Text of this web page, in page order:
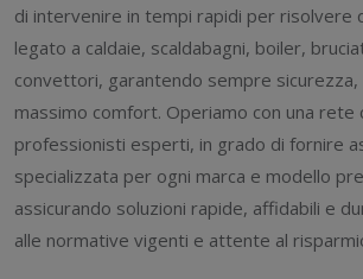
di intervenire in tempi rapidi per risolvere
legato a caldaie, scaldabagni, boiler,
convettori, garantendo sempre sicurezza,
massimo comfort. Operiamo con una rete
professionisti esperti, in grado di fornire
specializzata per ogni marca e modello
assicurando soluzioni rapide, affidabili e
alle normative vigenti e attente al